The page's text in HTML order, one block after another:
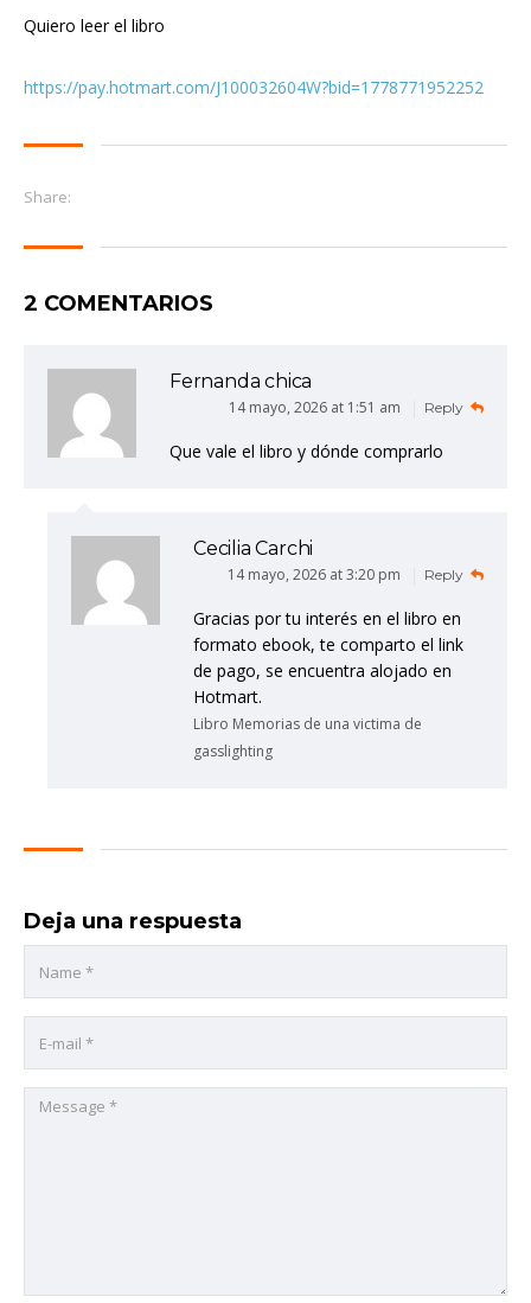
Quiero leer el libro
https://pay.hotmart.com/J100032604W?bid=1778771952252
Share:
2 COMENTARIOS
Fernanda chica
14 mayo, 2026 at 1:51 am Reply
Que vale el libro y dónde comprarlo
Cecilia Carchi
14 mayo, 2026 at 3:20 pm Reply
Gracias por tu interés en el libro en
formato ebook, te comparto el link
de pago, se encuentra alojado en
Hotmart.
Libro Memorias de una victima de
gasslighting
Deja una respuesta